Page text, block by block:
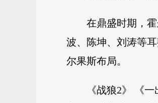
在鼎盛时期，
波、陈坤、刘涛等
尔果斯布局。
《战狼2》 《